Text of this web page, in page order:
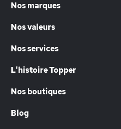
Nos marques
Nos valeurs
Nos services
L'histoire Topper
Nos boutiques
Blog